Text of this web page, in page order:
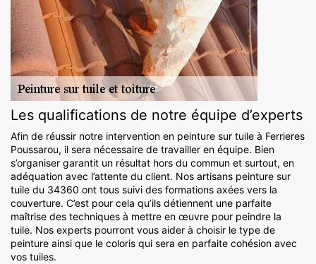
Les qualifications de notre équipe d’experts
Afin de réussir notre intervention en peinture sur tuile à Ferrieres
Poussarou, il sera nécessaire de travailler en équipe. Bien
s’organiser garantit un résultat hors du commun et surtout, en
adéquation avec l’attente du client. Nos artisans peinture sur
tuile du 34360 ont tous suivi des formations axées vers la
couverture. C’est pour cela qu’ils détiennent une parfaite
maîtrise des techniques à mettre en œuvre pour peindre la
tuile. Nos experts pourront vous aider à choisir le type de
peinture ainsi que le coloris qui sera en parfaite cohésion avec
vos tuiles.